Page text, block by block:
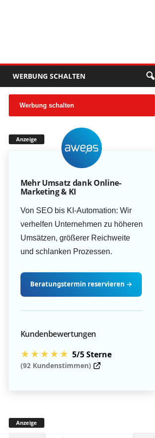
WERBUNG SCHALTEN
Werbung schalten
Anzeige
Mehr Umsatz dank Online-
Marketing & KI
Von SEO bis KI-Automation: Wir
verhelfen Unternehmen zu höheren
Umsätzen, größerer Reichweite
und schlanken Prozessen.
Beratungstermin reservieren →
Kundenbewertungen
★★★★★ 5/5 Sterne
(92 Kundenstimmen)
Anzeige